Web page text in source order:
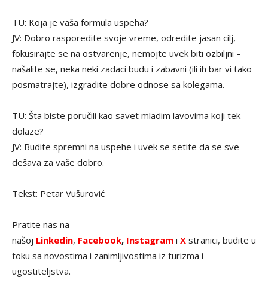
TU: Koja je vaša formula uspeha?
JV: Dobro rasporedite svoje vreme, odredite jasan cilj,
fokusirajte se na ostvarenje, nemojte uvek biti ozbiljni –
našalite se, neka neki zadaci budu i zabavni (ili ih bar vi tako
posmatrajte), izgradite dobre odnose sa kolegama.
TU: Šta biste poručili kao savet mladim lavovima koji tek
dolaze?
JV: Budite spremni na uspehe i uvek se setite da se sve
dešava za vaše dobro.
Tekst: Petar Vušurović
Pratite nas na
našoj Linkedin, Facebook, Instagram i X stranici, budite u
toku sa novostima i zanimljivostima iz turizma i
ugostiteljstva.